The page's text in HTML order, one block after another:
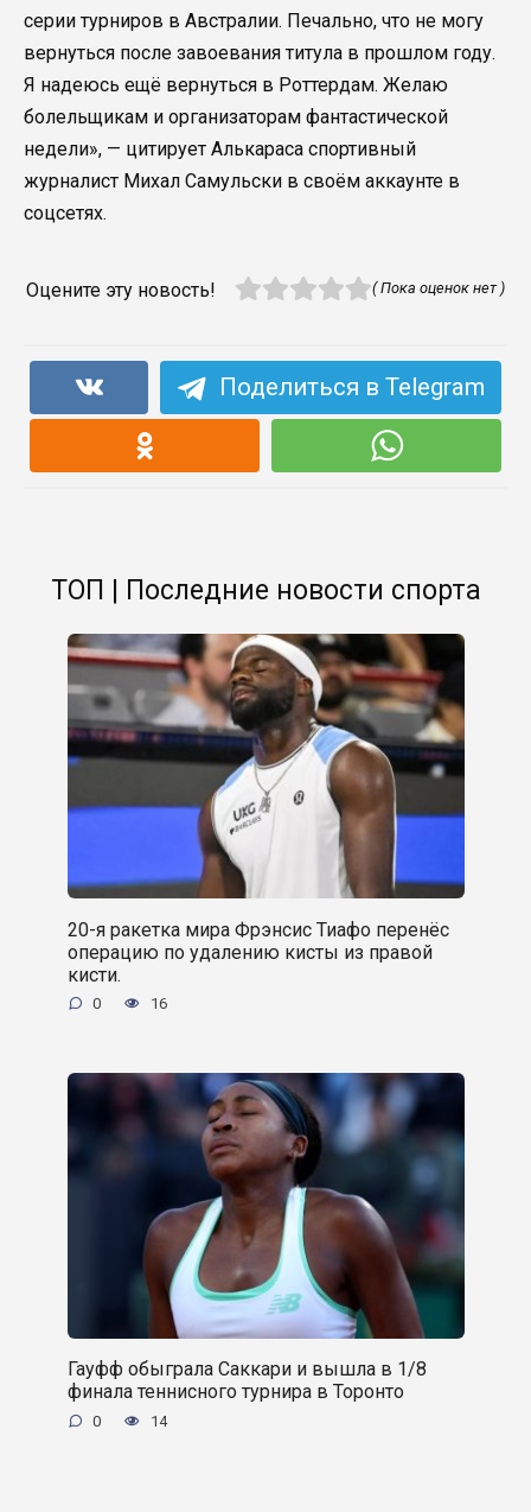
серии турниров в Австралии. Печально, что не могу
вернуться после завоевания титула в прошлом году.
Я надеюсь ещё вернуться в Роттердам. Желаю
болельщикам и организаторам фантастической
недели», — цитирует Алькараса спортивный
журналист Михал Самульски в своём аккаунте в
соцсетях.
Оцените эту новость! ( Пока оценок нет )
Поделиться в Telegram
ТОП | Последние новости спорта
20-я ракетка мира Фрэнсис Тиафо перенёс
операцию по удалению кисты из правой
кисти.
0 16
Гауфф обыграла Саккари и вышла в 1/8
финала теннисного турнира в Торонто
0 14